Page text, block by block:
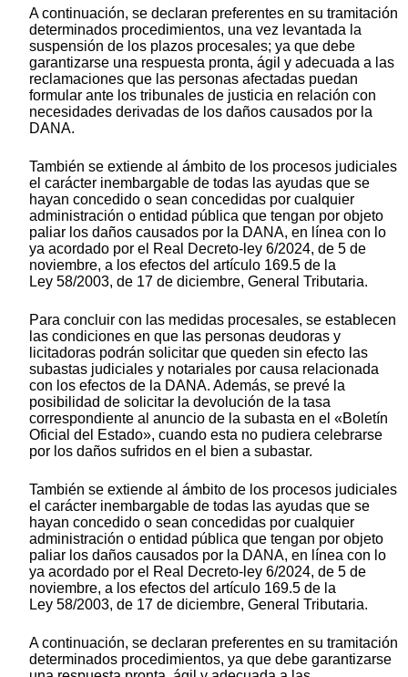
A continuación, se declaran preferentes en su tramitación
determinados procedimientos, una vez levantada la
suspensión de los plazos procesales; ya que debe
garantizarse una respuesta pronta, ágil y adecuada a las
reclamaciones que las personas afectadas puedan
formular ante los tribunales de justicia en relación con
necesidades derivadas de los daños causados por la
DANA.
También se extiende al ámbito de los procesos judiciales
el carácter inembargable de todas las ayudas que se
hayan concedido o sean concedidas por cualquier
administración o entidad pública que tengan por objeto
paliar los daños causados por la DANA, en línea con lo
ya acordado por el Real Decreto-ley 6/2024, de 5 de
noviembre, a los efectos del artículo 169.5 de la
Ley 58/2003, de 17 de diciembre, General Tributaria.
Para concluir con las medidas procesales, se establecen
las condiciones en que las personas deudoras y
licitadoras podrán solicitar que queden sin efecto las
subastas judiciales y notariales por causa relacionada
con los efectos de la DANA. Además, se prevé la
posibilidad de solicitar la devolución de la tasa
correspondiente al anuncio de la subasta en el «Boletín
Oficial del Estado», cuando esta no pudiera celebrarse
por los daños sufridos en el bien a subastar.
También se extiende al ámbito de los procesos judiciales
el carácter inembargable de todas las ayudas que se
hayan concedido o sean concedidas por cualquier
administración o entidad pública que tengan por objeto
paliar los daños causados por la DANA, en línea con lo
ya acordado por el Real Decreto-ley 6/2024, de 5 de
noviembre, a los efectos del artículo 169.5 de la
Ley 58/2003, de 17 de diciembre, General Tributaria.
A continuación, se declaran preferentes en su tramitación
determinados procedimientos, ya que debe garantizarse